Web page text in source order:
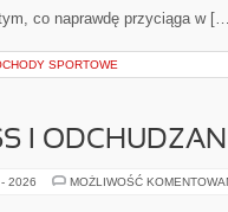
co naprawdę przyciąga w
SPORTOWE
I
2026 MOŻLIWOŚĆ